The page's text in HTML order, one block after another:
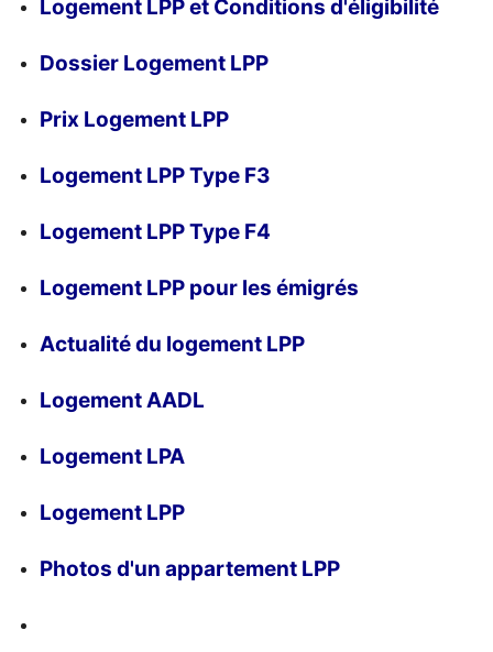
Logement LPP et Conditions d'éligibilité
Dossier Logement LPP
Prix Logement LPP
Logement LPP Type F3
Logement LPP Type F4
Logement LPP pour les émigrés
Actualité du logement LPP
Logement AADL
Logement LPA
Logement LPP
Photos d'un appartement LPP